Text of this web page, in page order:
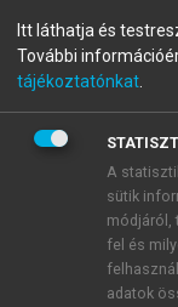
A regisztráció
BELÉPÉS
ÚJ FIÓK
1 óra
Itt láthatja és
További
tájékoztatónkat
A
sütik
módjáról,
fel és
adatok